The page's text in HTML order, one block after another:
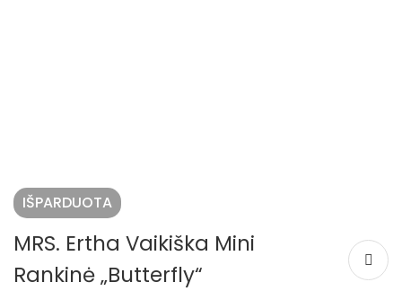
IŠPARDUOTA
MRS. Ertha Vaikiška Mini
Rankinė „Butterfly“